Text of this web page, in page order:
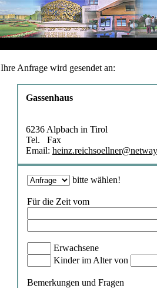
Ihre Anfrage wird gesendet an:
Gassenhaus
6236 Alpbach in Tirol
Tel. Fax
Email:
bitte wählen!
Für die Zeit vom
Erwachsene
Kinder im Alter von
Bemerkungen und Fragen